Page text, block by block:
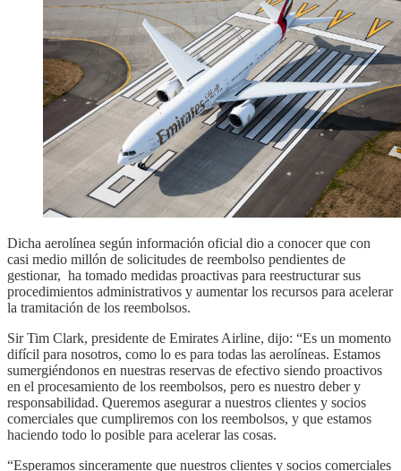
Dicha aerolínea según información oficial dio a conocer que con
casi medio millón de solicitudes de reembolso pendientes de
gestionar, ha tomado medidas proactivas para reestructurar sus
procedimientos administrativos y aumentar los recursos para acelerar
la tramitación de los reembolsos.
Sir Tim Clark, presidente de Emirates Airline, dijo: “Es un momento
difícil para nosotros, como lo es para todas las aerolíneas. Estamos
sumergiéndonos en nuestras reservas de efectivo siendo proactivos
en el procesamiento de los reembolsos, pero es nuestro deber y
responsabilidad. Queremos asegurar a nuestros clientes y socios
comerciales que cumpliremos con los reembolsos, y que estamos
haciendo todo lo posible para acelerar las cosas.
“Esperamos sinceramente que nuestros clientes y socios comerciales